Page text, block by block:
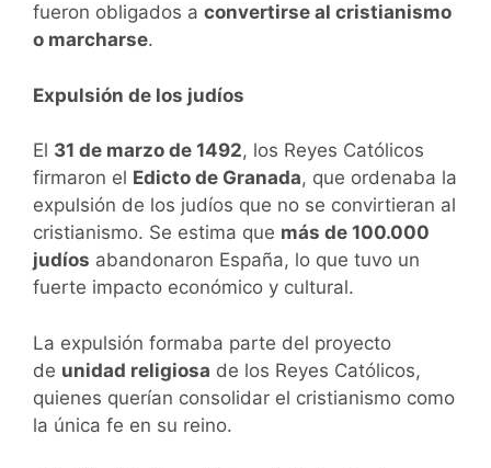
fueron obligados a convertirse al cristianismo
o marcharse.
Expulsión de los judíos
El 31 de marzo de 1492, los Reyes Católicos
firmaron el Edicto de Granada, que ordenaba la
expulsión de los judíos que no se convirtieran al
cristianismo. Se estima que más de 100.000
judíos abandonaron España, lo que tuvo un
fuerte impacto económico y cultural.
La expulsión formaba parte del proyecto
de unidad religiosa de los Reyes Católicos,
quienes querían consolidar el cristianismo como
la única fe en su reino.